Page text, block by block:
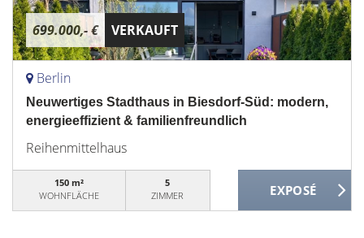
699.000,- € VERKAUFT
Berlin
Neuwertiges Stadthaus in Biesdorf-Süd: modern,
energieeffizient & familienfreundlich
Reihenmittelhaus
150 m²
WOHNFLÄCHE
5
ZIMMER